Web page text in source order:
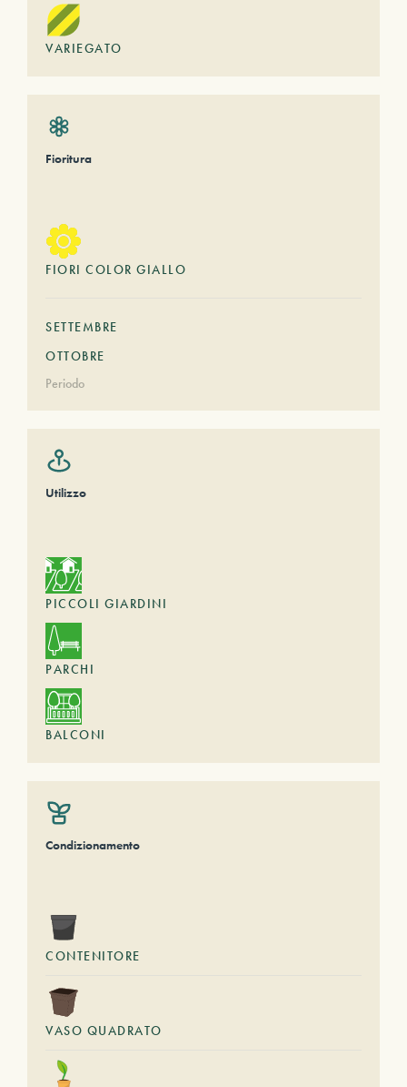
VARIEGATO
Fioritura
FIORI COLOR GIALLO
SETTEMBRE
OTTOBRE
Periodo
Utilizzo
PICCOLI GIARDINI
PARCHI
BALCONI
Condizionamento
CONTENITORE
VASO QUADRATO